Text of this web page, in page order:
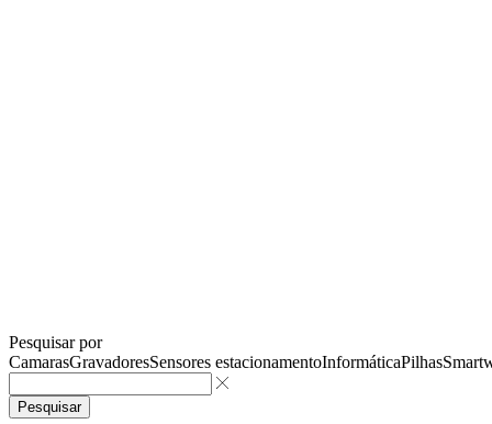
Pesquisar por
CamarasGravadoresSensores estacionamentoInformáticaPilhas
Pesquisar